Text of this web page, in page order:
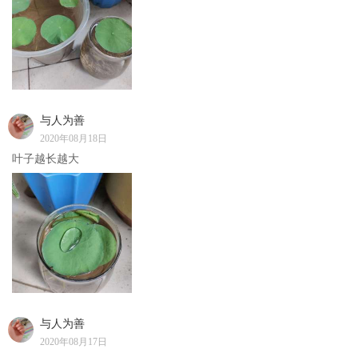
与人为善
2020年08月18日
叶子越长越大
与人为善
2020年08月17日